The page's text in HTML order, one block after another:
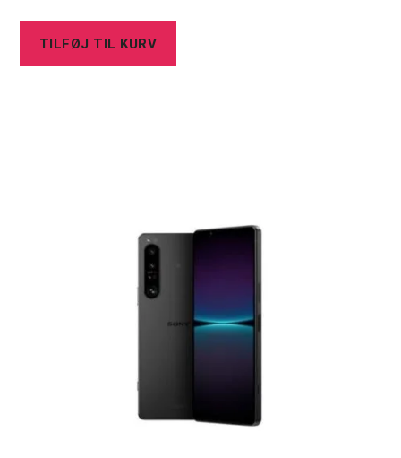
TILFØJ TIL KURV